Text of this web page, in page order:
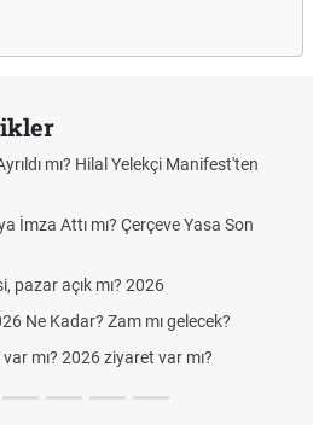
mı? Hilal Yelekçi Manifest'ten
İmza Attı mı? Çerçeve Yasa Son
pazar açık mı? 2026
Ne Kadar? Zam mı gelecek?
mı? 2026 ziyaret var mı?